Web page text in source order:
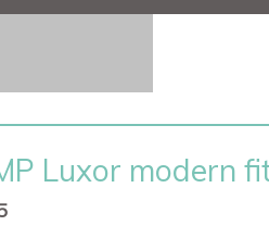
Luxor modern